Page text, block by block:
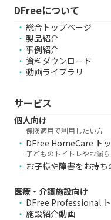
DFreeについて
総合トップページ
製品紹介
事例紹介
資料ダウンロード
動画ライブラリ
サービス
個人向け
保険適用で利用したい方
DFree HomeCare ト
子どものトイトレやお漏
お子様や障害をお持
医療・介護施設向け
DFree Professional
施設紹介動画